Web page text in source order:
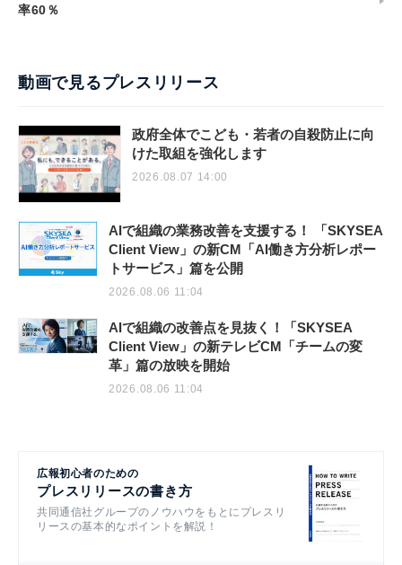
率60％
動画で見るプレスリリース
政府全体でこども・若者の自殺防止に向
けた取組を強化します
2026.08.07 14:00
AIで組織の業務改善を支援する！ 「SKYSEA
Client View」の新CM「AI働き方分析レポー
トサービス」篇を公開
2026.08.06 11:04
AIで組織の改善点を見抜く！「SKYSEA
Client View」の新テレビCM「チームの変
革」篇の放映を開始
2026.08.06 11:04
広報初心者のための
プレスリリースの書き方
共同通信社グループのノウハウをもとにプレスリ
リースの基本的なポイントを解説！